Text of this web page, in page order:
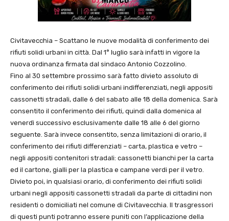
Civitavecchia – Scattano le nuove modalità di conferimento dei
rifiuti solidi urbani in città. Dal 1° luglio sarà infatti in vigore la
nuova ordinanza firmata dal sindaco Antonio Cozzolino.
Fino al 30 settembre prossimo sarà fatto divieto assoluto di
conferimento dei rifiuti solidi urbani indifferenziati, negli appositi
cassonetti stradali, dalle 6 del sabato alle 18 della domenica. Sarà
consentito il conferimento dei rifiuti, quindi dalla domenica al
venerdì successivo esclusivamente dalle 18 alle 6 del giorno
seguente. Sarà invece consentito, senza limitazioni di orario, il
conferimento dei rifiuti differenziati – carta, plastica e vetro –
negli appositi contenitori stradali: cassonetti bianchi per la carta
ed il cartone, gialli per la plastica e campane verdi per il vetro.
Divieto poi, in qualsiasi orario, di conferimento dei rifiuti solidi
urbani negli appositi cassonetti stradali da parte di cittadini non
residenti o domiciliati nel comune di Civitavecchia. II trasgressori
di questi punti potranno essere puniti con l’applicazione della